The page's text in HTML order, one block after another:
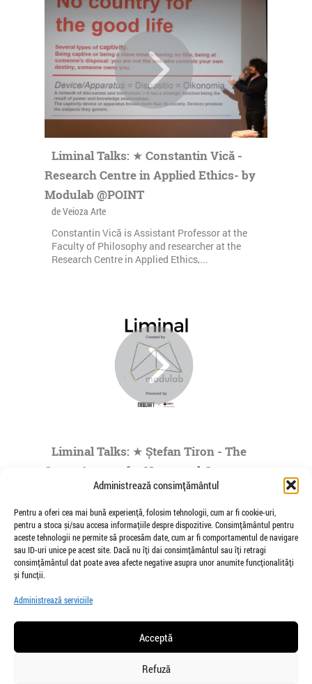
Administrează consimțământul
Pentru a oferi cea mai bună experiență, folosim tehnologii, cum ar fi cookie-uri,
pentru a stoca și/sau accesa informațiile despre dispozitive. Consimțământul pentru
aceste tehnologii ne permite să procesăm date, cum ar fi comportamentul de navigare
sau ID-uri unice pe acest site. Dacă nu îți dai consimțământul sau îți retragi
consimțământul dat poate avea afecte negative asupra unor anumite funcționalități
și funcții.
Administrează serviciile
Acceptă
Refuză
Liminal Talks: ★ Constantin Vică -
Research Centre in Applied Ethics- by
Modulab @POINT
de Veioza Arte
Constantin Vică is Assistant Professor at the
Faculty of Philosophy and researcher at the
Research Centre in Applied Ethics,...
Liminal Talks: ★ Ștefan Tiron - The
Space Agency for Nocturnal Journeys
to the Origins of the Universe- by
Modulab @POINT
de Veioza Arte
Stefan Tiron is an artist living and working
between Bucharest and Berlin. He is the founder